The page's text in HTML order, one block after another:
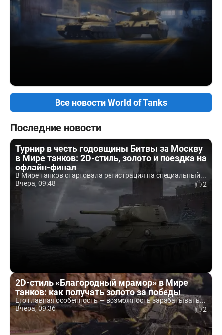
Все новости World of Tanks
Последние новости
Турнир в честь годовщины Битвы за Москву
в Мире танков: 2D-стиль, золото и поездка на
офлайн-финал
В Мире танков стартовала регистрация на специальный...
Вчера, 09:48
2
2D-стиль «Благородный мрамор» в Мире
танков: как получать золото за победы
Его главная особенность — возможность зарабатывать...
Вчера, 09:36
2